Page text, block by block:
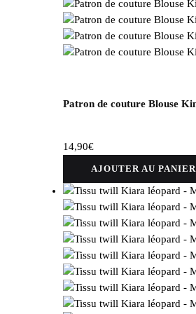
Patron de couture Blouse
14,90€
AJOUTER AU PANIER